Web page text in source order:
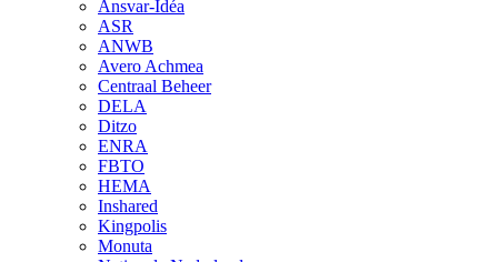
Ansvar-Idéa
ASR
ANWB
Avero Achmea
Centraal Beheer
DELA
Ditzo
ENRA
FBTO
HEMA
Inshared
Kingpolis
Monuta